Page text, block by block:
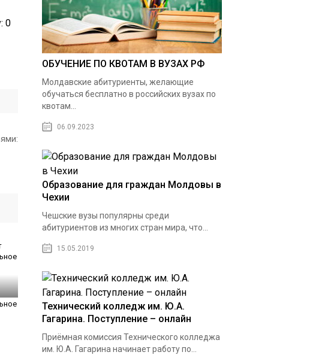
0
ОБУЧЕНИЕ ПО КВОТАМ В ВУЗАХ РФ
Молдавские абитуриенты, желающие
обучаться бесплатно в российских вузах по
квотам...
06.09.2023
Образование для граждан Молдовы в
Чехии
Чешские вузы популярны среди
абитуриентов из многих стран мира, что...
15.05.2019
Технический колледж им. Ю.А.
Гагарина. Поступление – онлайн
Приёмная комиссия Технического колледжа
им. Ю.А. Гагарина начинает работу по...